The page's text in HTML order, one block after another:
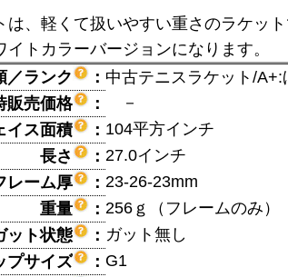
は、軽くて扱いやすい重さのラケッ
トカラーバージョンになります。
／ランク
： 中古テニスラケット/A+:
販売価格
：
－
イス面積
： 104平方インチ
長さ
： 27.0インチ
レーム厚
： 23-26-23mm
重量
： 256ｇ（フレームのみ）
ット状態
： ガット無し
プサイズ
： G1